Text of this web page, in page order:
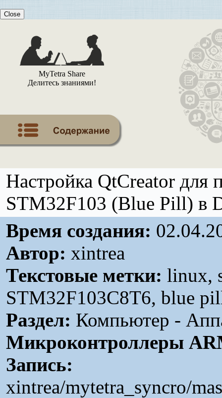
Close
MyTetra Share
Делитесь знаниями!
Настройка QtCreator для
STM32F103 (Blue Pill) в
Время создания:
Автор: xintrea
Текстовые метки: linux,
STM32F103C8T6, blue
Раздел: Компьютер -
Микроконтроллеры
Запись:
xintrea/mytetra_syncro/